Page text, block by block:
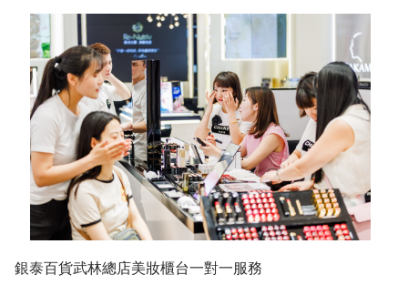
銀泰百貨武林總店美妝櫃台一對一服務